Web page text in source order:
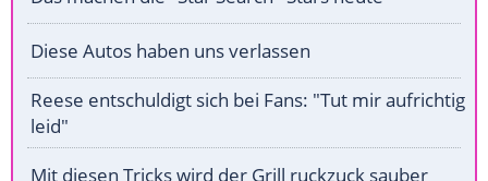
Diese Autos haben uns verlassen
Reese entschuldigt sich bei Fans: "Tut mir aufrichtig
leid"
Mit diesen Tricks wird der Grill ruckzuck sauber